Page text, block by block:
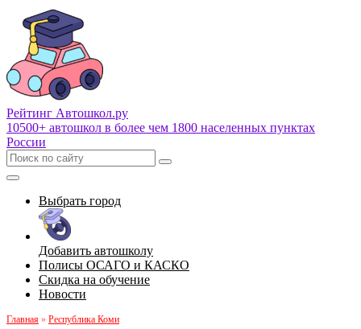
Рейтинг Автошкол.ру
10500+ автошкол в более чем 1800 населенных пунктах
России
Выбрать город
Добавить автошколу
Полисы ОСАГО и КАСКО
Скидка на обучение
Новости
Главная » Республика Коми